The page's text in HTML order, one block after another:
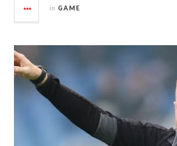
in GAME